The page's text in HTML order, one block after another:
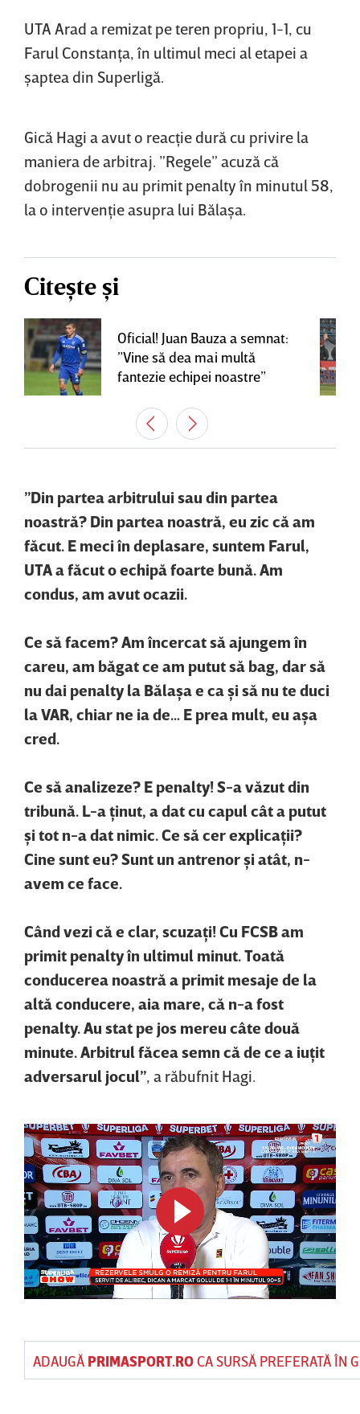
UTA Arad a remizat pe teren propriu, 1-1, cu
Farul Constanţa, în ultimul meci al etapei a
şaptea din Superligă.
Gică Hagi a avut o reacţie dură cu privire la
maniera de arbitraj. ”Regele” acuză că
dobrogenii nu au primit penalty în minutul 58,
la o intervenţie asupra lui Bălaşa.
Citește și
Oficial! Juan Bauza a semnat:
”Vine să dea mai multă
fantezie echipei noastre”
”Din partea arbitrului sau din partea
noastră? Din partea noastră, eu zic că am
făcut. E meci în deplasare, suntem Farul,
UTA a făcut o echipă foarte bună. Am
condus, am avut ocazii.
Ce să facem? Am încercat să ajungem în
careu, am băgat ce am putut să bag, dar să
nu dai penalty la Bălaşa e ca şi să nu te duci
la VAR, chiar ne ia de… E prea mult, eu aşa
cred.
Ce să analizeze? E penalty! S-a văzut din
tribună. L-a ţinut, a dat cu capul cât a putut
şi tot n-a dat nimic. Ce să cer explicaţii?
Cine sunt eu? Sunt un antrenor şi atât, n-
avem ce face.
Când vezi că e clar, scuzaţi! Cu FCSB am
primit penalty în ultimul minut. Toată
conducerea noastră a primit mesaje de la
altă conducere, aia mare, că n-a fost
penalty. Au stat pe jos mereu câte două
minute. Arbitrul făcea semn că de ce a iuţit
adversarul jocul” , a răbufnit Hagi.
ADAUGĂ PRIMASPORT.ROCA SURSĂ PREFERATĂ ÎN